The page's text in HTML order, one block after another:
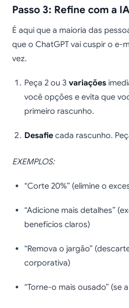
Passo 3: Refine com a IA
É aqui que a maioria das
que o ChatGPT vai cuspir o e-
vez.
Peça 2 ou 3 variações
você opções e evita que
primeiro rascunho.
Desafie cada rascunho.
EXEMPLOS:
“Corte 20%” (elimine o
“Adicione mais detalhes”
benefícios claros)
“Remova o jargão”
corporativa)
“Torne-o mais ousado” (se